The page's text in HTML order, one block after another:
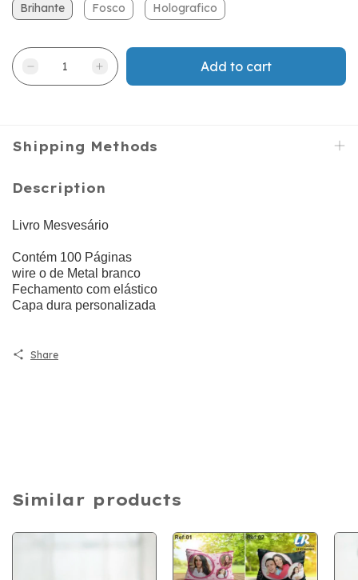
Brihante Fosco Holografico
Shipping Methods
Description
Livro Mesvesário
Contém 100 Páginas
wire o de Metal branco
Fechamento com elástico
Capa dura personalizada
Share
Similar products